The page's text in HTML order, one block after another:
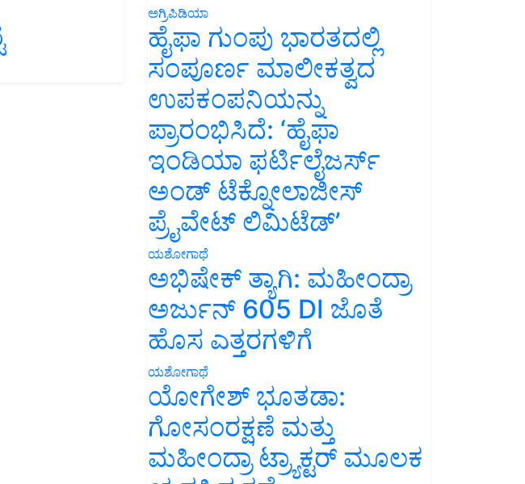
ಅಗ್ರಿಪಿಡಿಯಾ
ಹೈಫಾ ಗುಂಪು ಭಾರತದಲ್ಲಿ
ಸಂಪೂರ್ಣ ಮಾಲೀಕತ್ವದ
ಉಪಕಂಪನಿಯನ್ನು
ಪ್ರಾರಂಭಿಸಿದೆ: ‘ಹೈಫಾ
ಇಂಡಿಯಾ ಫರ್ಟಿಲೈಜರ್ಸ್
ಅಂಡ್ ಟೆಕ್ನೋಲಾಜೀಸ್
ಪ್ರೈವೇಟ್ ಲಿಮಿಟೆಡ್’
ಯಶೋಗಾಥೆ
ಅಭಿಷೇಕ್ ತ್ಯಾಗಿ: ಮಹೀಂದ್ರಾ
ಅರ್ಜುನ್ 605 DI ಜೊತೆ
ಹೊಸ ಎತ್ತರಗಳಿಗೆ
ಯಶೋಗಾಥೆ
ಯೋಗೇಶ್ ಭೂತಡಾ:
ಗೋಸಂರಕ್ಷಣೆ ಮತ್ತು
ಮಹೀಂದ್ರಾ ಟ್ರ್ಯಾಕ್ಟರ್ ಮೂಲಕ